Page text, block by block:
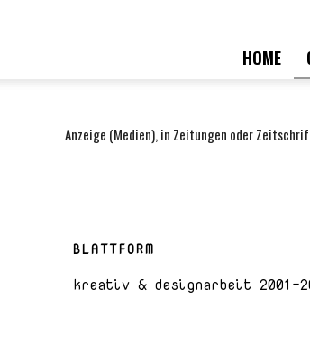
HOME
Anzeige (Medien), in Zeitungen oder
BLATTFORM
kreativ & designarbeit 2001-